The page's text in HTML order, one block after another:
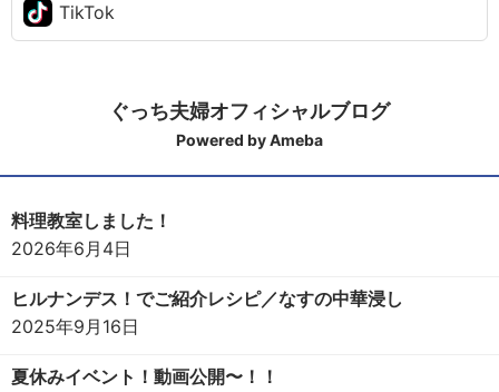
TikTok
ぐっち夫婦オフィシャルブログ
Powered by Ameba
料理教室しました！
2026年6月4日
ヒルナンデス！でご紹介レシピ／なすの中華浸し
2025年9月16日
夏休みイベント！動画公開〜！！